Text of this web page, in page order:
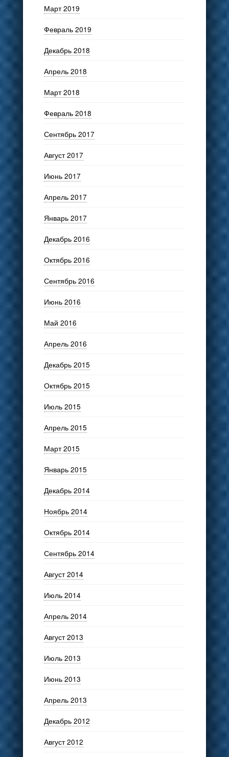
Март 2019
Февраль 2019
Декабрь 2018
Апрель 2018
Март 2018
Февраль 2018
Сентябрь 2017
Август 2017
Июнь 2017
Апрель 2017
Январь 2017
Декабрь 2016
Октябрь 2016
Сентябрь 2016
Июнь 2016
Май 2016
Апрель 2016
Декабрь 2015
Октябрь 2015
Июль 2015
Апрель 2015
Март 2015
Январь 2015
Декабрь 2014
Ноябрь 2014
Октябрь 2014
Сентябрь 2014
Август 2014
Июль 2014
Апрель 2014
Август 2013
Июль 2013
Июнь 2013
Апрель 2013
Декабрь 2012
Август 2012